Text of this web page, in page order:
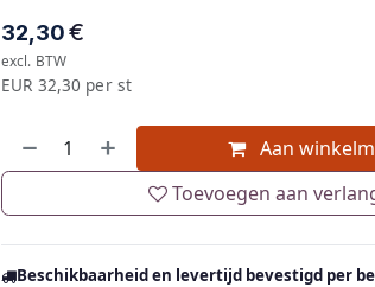
32,30€
excl. BTW
EUR 32,30 per st
Aan
Toevoegen aan
Beschikbaarheid en levertijd bevestigd per